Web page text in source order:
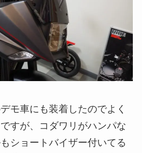
モ車にも装着したのでよく
すが、コダワリがハンパな
ショートバイザー付いてる